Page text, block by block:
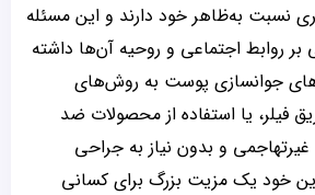
نسبت به‌ظاهر خود دارند و این مسئله
بر روابط اجتماعی و روحیه آن‌ها داشته
جوانسازی پوست به روش‌های
فیلر، یا استفاده از محصولات ضد
و بدون نیاز به جراحی
خود یک مزیت بزرگ برای کسانی